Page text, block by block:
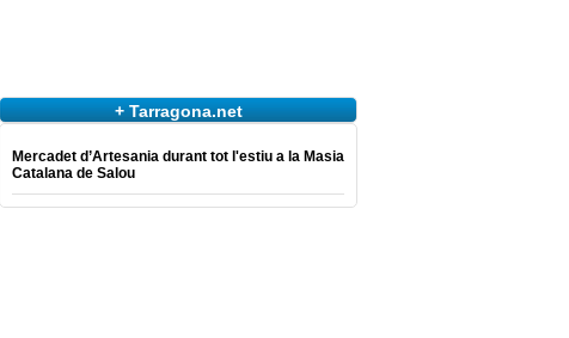
+ Tarragona.net
Mercadet d’Artesania durant tot l'estiu a la Masia
Catalana de Salou